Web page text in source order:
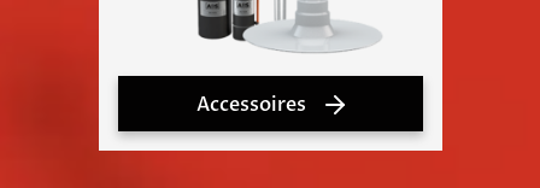
Accessoires